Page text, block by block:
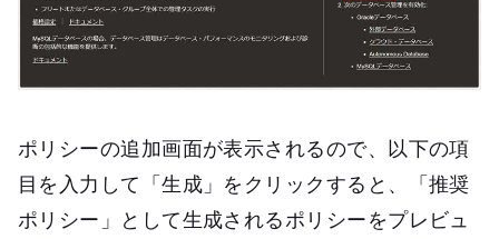
ポリシーの追加画面が表示されるので、以下の項
目を入力して「生成」をクリックすると、「推奨
ポリシー」として生成されるポリシーをプレビュ